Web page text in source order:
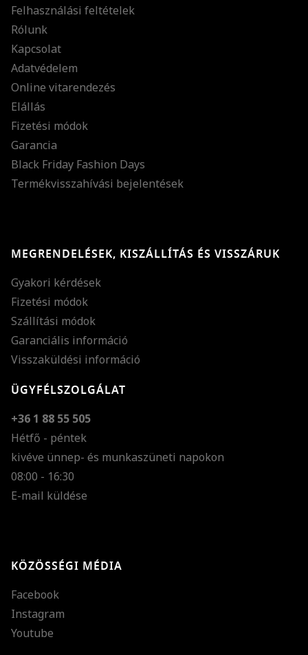
Felhasználási feltételek
Rólunk
Kapcsolat
Adatvédelem
Online vitarendezés
Elállás
Fizetési módok
Garancia
Black Friday Fashion Days
Termékvisszahívási bejelentések
MEGRENDELÉSEK, KISZÁLLÍTÁS ÉS VISSZÁRUK
Gyakori kérdések
Fizetési módok
Szállítási módok
Garanciális információ
Visszaküldési információ
ÜGYFÉLSZOLGÁLAT
+36 1 88 55 505
Hétfő - péntek
kivéve ünnep- és munkaszüneti napokon
08:00 - 16:30
E-mail küldése
KÖZÖSSÉGI MÉDIA
Facebook
Instagram
Youtube